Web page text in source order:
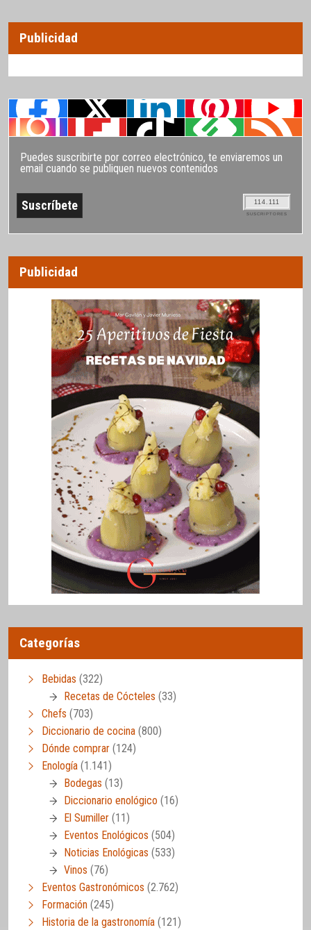
Publicidad
Puedes suscribirte por correo electrónico, te enviaremos un
email cuando se publiquen nuevos contenidos
114.111
SUSCRIPTORES
Publicidad
Categorías
Bebidas (322)
Recetas de Cócteles (33)
Chefs (703)
Diccionario de cocina (800)
Dónde comprar (124)
Enología (1.141)
Bodegas (13)
Diccionario enológico (16)
El Sumiller (11)
Eventos Enológicos (504)
Noticias Enológicas (533)
Vinos (76)
Eventos Gastronómicos (2.762)
Formación (245)
Historia de la gastronomía (121)